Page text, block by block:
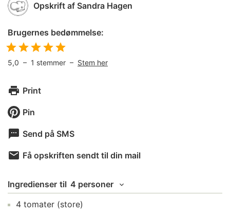
Opskrift af Sandra Hagen
Brugernes bedømmelse:
5,0 – 1 stemmer – Stem her
Print
Pin
Send på SMS
Få opskriften sendt til din mail
Ingredienser til 4 personer
4 tomater (store)